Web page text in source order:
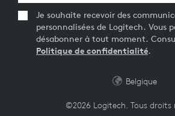
Je souhaite recevoir des
personnalisées de Logitech. Vous
désabonner à tout moment.
Politique de confidentialité.
©2026 Logitech. Tous droits
Belgique